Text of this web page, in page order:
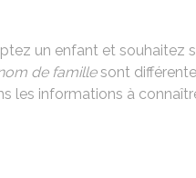
un enfant et souhaitez
de famillesont
les informations à